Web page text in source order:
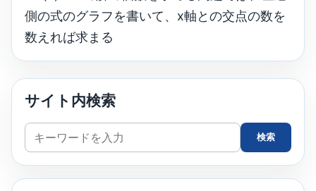
側の式のグラフを書いて、x軸との交点の数を
数えれば求まる
サイト内検索
サ
イ
ト
検索